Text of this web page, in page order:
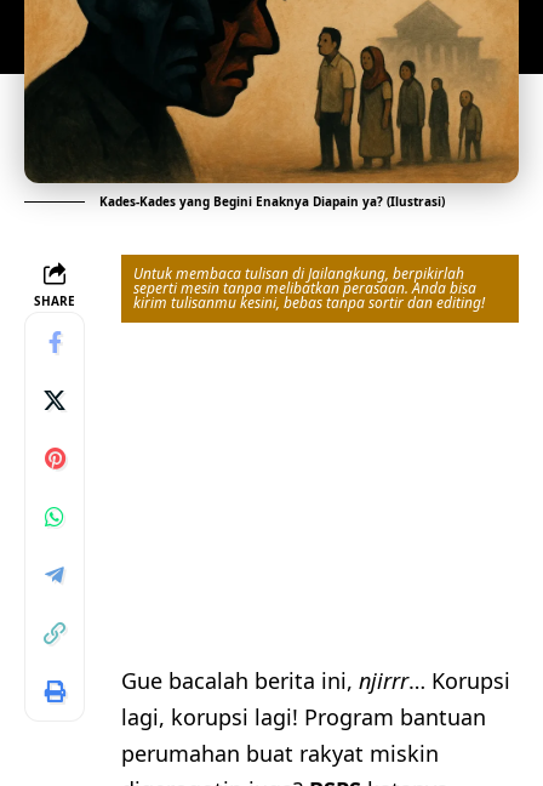
Kades-Kades yang Begini Enaknya Diapain ya? (Ilustrasi)
SHARE
Untuk membaca tulisan di Jailangkung, berpikirlah
seperti mesin tanpa melibatkan perasaan. Anda bisa
kirim tulisanmu kesini, bebas tanpa sortir dan editing!
Gue bacalah berita ini, njirrr… Korupsi
lagi, korupsi lagi! Program bantuan
perumahan buat rakyat miskin